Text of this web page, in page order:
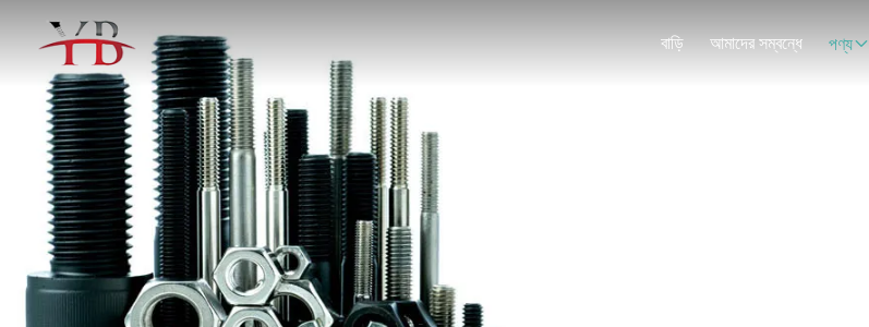
বাড়ি আমাদের সম্বন্ধে পণ্য